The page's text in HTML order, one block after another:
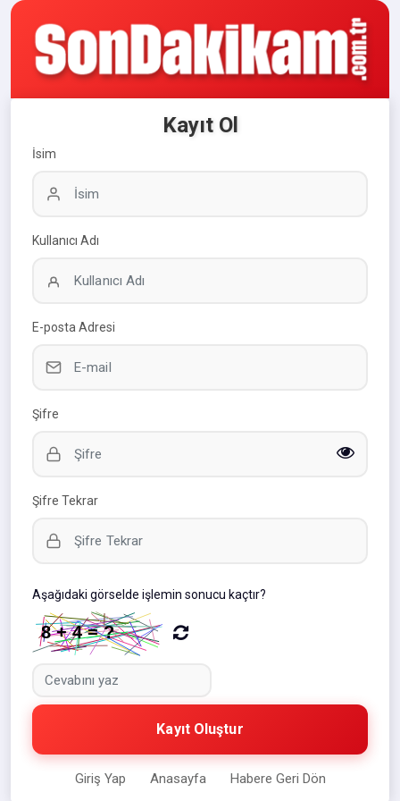
Kayıt Ol
İsim
Kullanıcı Adı
E-posta Adresi
Şifre
Şifre Tekrar
Aşağıdaki görselde işlemin sonucu kaçtır?
Kayıt Oluştur
Giriş Yap Anasayfa Habere Geri Dön